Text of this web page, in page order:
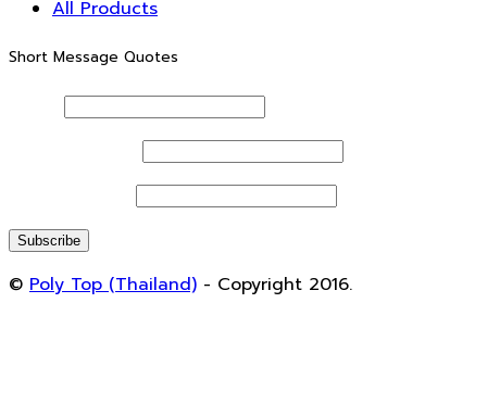
All Products
Short Message Quotes
© Poly Top (Thailand) - Copyright 2016.